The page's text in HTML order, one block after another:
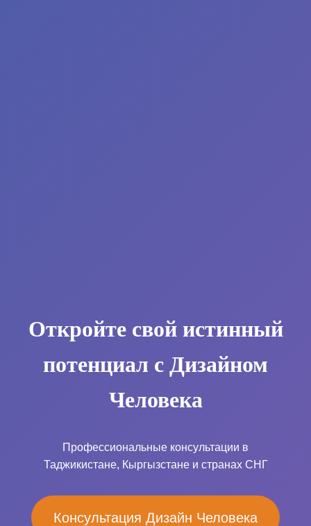
Откройте свой истинный
потенциал с Дизайном
Человека
Профессиональные консультации в
Таджикистане, Кыргызстане и странах СНГ
Консультация Дизайн Человека